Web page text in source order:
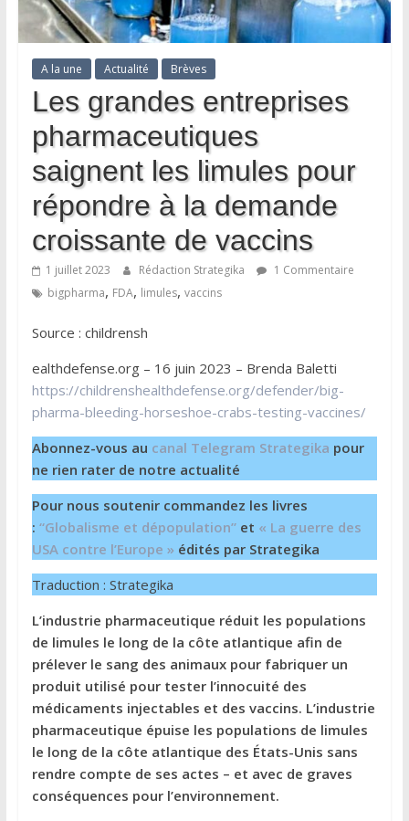
A la une Actualité Brèves
Les grandes entreprises
pharmaceutiques
saignent les limules pour
répondre à la demande
croissante de vaccins
1 juillet 2023 Rédaction Strategika
1 Commentaire
bigpharma, FDA, limules, vaccins
Source : childrensh
ealthdefense.org – 16 juin 2023 – Brenda Baletti
https://childrenshealthdefense.org/defender/big-
pharma-bleeding-horseshoe-crabs-testing-vaccines/
Abonnez-vous au canal Telegram Strategika pour
ne rien rater de notre actualité
Pour nous soutenir commandez les livres
: “Globalisme et dépopulation”et « La guerre des
USA contre l’Europe » édités par Strategika
Traduction : Strategika
L’industrie pharmaceutique réduit les populations
de limules le long de la côte atlantique afin de
prélever le sang des animaux pour fabriquer un
produit utilisé pour tester l’innocuité des
médicaments injectables et des vaccins. L’industrie
pharmaceutique épuise les populations de limules
le long de la côte atlantique des États-Unis sans
rendre compte de ses actes – et avec de graves
conséquences pour l’environnement.